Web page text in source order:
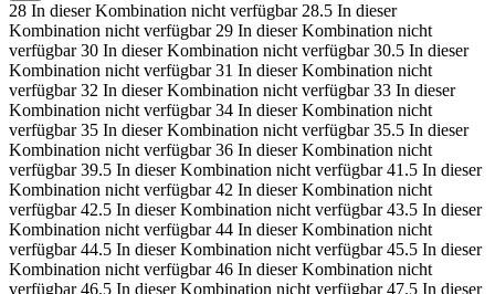
28 In dieser Kombination nicht verfügbar 28.5 In dieser
Kombination nicht verfügbar 29 In dieser Kombination nicht
verfügbar 30 In dieser Kombination nicht verfügbar 30.5 In dieser
Kombination nicht verfügbar 31 In dieser Kombination nicht
verfügbar 32 In dieser Kombination nicht verfügbar 33 In dieser
Kombination nicht verfügbar 34 In dieser Kombination nicht
verfügbar 35 In dieser Kombination nicht verfügbar 35.5 In dieser
Kombination nicht verfügbar 36 In dieser Kombination nicht
verfügbar 39.5 In dieser Kombination nicht verfügbar 41.5 In dieser
Kombination nicht verfügbar 42 In dieser Kombination nicht
verfügbar 42.5 In dieser Kombination nicht verfügbar 43.5 In dieser
Kombination nicht verfügbar 44 In dieser Kombination nicht
verfügbar 44.5 In dieser Kombination nicht verfügbar 45.5 In dieser
Kombination nicht verfügbar 46 In dieser Kombination nicht
verfügbar 46.5 In dieser Kombination nicht verfügbar 47.5 In dieser